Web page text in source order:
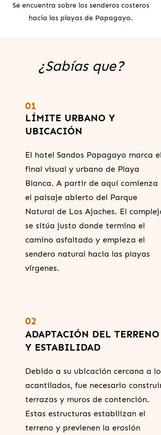
Se encuentra sobre los senderos costeros
hacia las playas de Papagayo.
¿Sabías que?
01
LÍMITE URBANO Y
UBICACIÓN
El hotel Sandos Papagayo marca el
final visual y urbano de Playa
Blanca. A partir de aquí comienza
el paisaje abierto del Parque
Natural de Los Ajaches. El complejo
se sitúa justo donde termina el
camino asfaltado y empieza el
sendero natural hacia las playas
vírgenes.
02
ADAPTACIÓN DEL TERRENO
Y ESTABILIDAD
Debido a su ubicación cercana a los
acantilados, fue necesario construir
terrazas y muros de contención.
Estas estructuras estabilizan el
terreno y previenen la erosión